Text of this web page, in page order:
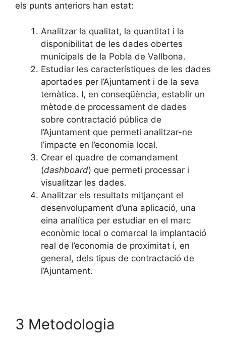
els punts anteriors han estat:
Analitzar la qualitat, la quantitat i la
disponibilitat de les dades obertes
municipals de la Pobla de Vallbona.
Estudiar les característiques de les dades
aportades per l’Ajuntament i de la seva
temàtica. I, en conseqüència, establir un
mètode de processament de dades
sobre contractació pública de
l’Ajuntament que permeti analitzar-ne
l’impacte en l’economia local.
Crear el quadre de comandament
(dashboard) que permeti processar i
visualitzar les dades.
Analitzar els resultats mitjançant el
desenvolupament d’una aplicació, una
eina analítica per estudiar en el marc
econòmic local o comarcal la implantació
real de l’economia de proximitat i, en
general, dels tipus de contractació de
l’Ajuntament.
3 Metodologia